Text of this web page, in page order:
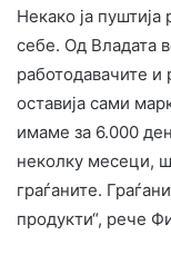
Некако ја
себе. Од Владата
работодавачите и
оставија сами
имаме за 6.000
неколку месеци,
граѓаните.
продукти“, рече